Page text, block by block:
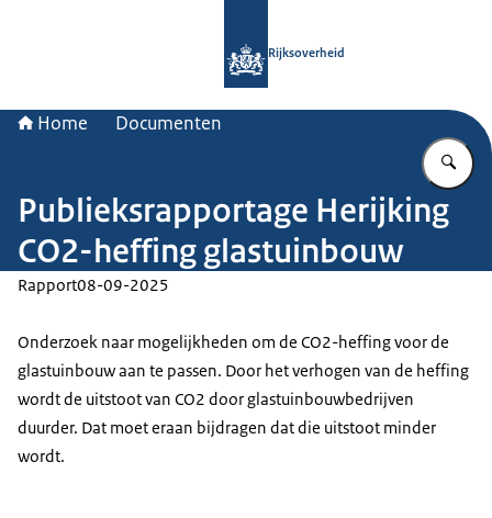
Rijksoverheid
Home Documenten
Publieksrapportage Herijking
CO2-heffing glastuinbouw
Rapport08-09-2025
Onderzoek naar mogelijkheden om de CO2-heffing voor de
glastuinbouw aan te passen. Door het verhogen van de heffing
wordt de uitstoot van CO2 door glastuinbouwbedrijven
duurder. Dat moet eraan bijdragen dat die uitstoot minder
wordt.